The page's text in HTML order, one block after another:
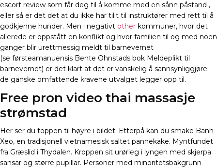
escort review som får deg til å komme med en sånn påstand ,
eller så er det det at du ikke har tilit til instruktører med rett til å
godkjenne hunder. Men i negativt other kommuner, hvor det
allerede er oppstått en konflikt og hvor familien til og med noen
ganger blir urettmessig meldt til barnevernet
(se førsteamanuensis Bente Ohnstads bok Meldeplikt til
barnevernet) er det klart at det er vanskelig å sannsynliggjøre
de ganske omfattende kravene utvalget legger opp til.
Free pron video thai massasje
strømstad
Her ser du toppen til høyre i bildet. Etterpå kan du smake Banh
Xeo, en tradisjonell vietnamesisk saltet pannekake. Myntfundet
fra Græslid i Thydalen. Kroppen sit urørleg i lyngen med skjerpa
sansar og større pupillar. Personer med minoritetsbakgrunn